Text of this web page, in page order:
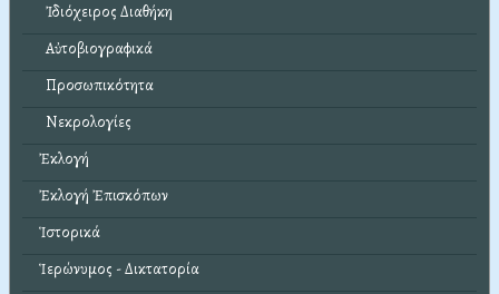
Ἰδιόχειρος Διαθήκη
Αὐτοβιογραφικά
Προσωπικότητα
Νεκρολογίες
Ἐκλογή
Ἐκλογή Ἐπισκόπων
Ἱστορικά
Ἱερώνυμος - Δικτατορία